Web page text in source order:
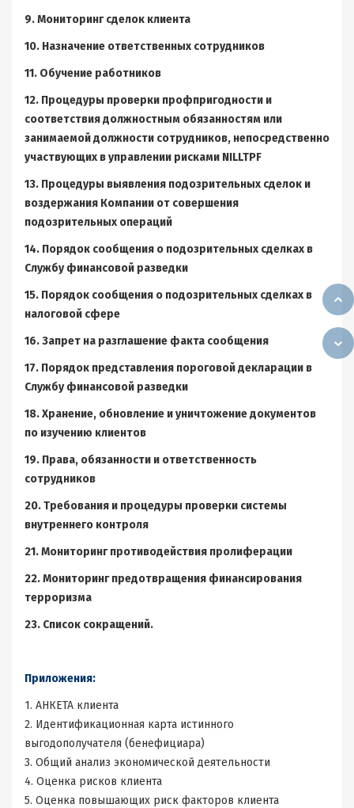
9. Мониторинг сделок клиента
10. Назначение ответственных сотрудников
11. Обучение работников
12. Процедуры проверки профпригодности и
соответствия должностным обязанностям или
занимаемой должности сотрудников, непосредственно
участвующих в управлении рисками NILLTPF
13. Процедуры выявления подозрительных сделок и
воздержания Компании от совершения
подозрительных операций
14. Порядок сообщения о подозрительных сделках в
Службу финансовой разведки
15. Порядок сообщения о подозрительных сделках в
налоговой сфере
16. Запрет на разглашение факта сообщения
17. Порядок представления пороговой декларации в
Службу финансовой разведки
18. Хранение, обновление и уничтожение документов
по изучению клиентов
19. Права, обязанности и ответственность
сотрудников
20. Требования и процедуры проверки системы
внутреннего контроля
21. Мониторинг противодействия пролиферации
22. Мониторинг предотвращения финансирования
терроризма
23. Список сокращений.
Приложения:
1. АНКЕТА клиента
2. Идентификационная карта истинного
выгодополучателя (бенефициара)
3. Общий анализ экономической деятельности
4. Оценка рисков клиента
5. Оценка повышающих риск факторов клиента